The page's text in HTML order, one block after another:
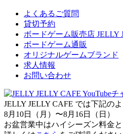
よくあるご質問
貸切予約
ボードゲーム販売店 JELLY
ボードゲーム通販
オリジナルゲームブランド
求人情報
お問い合わせ
JELLY JELLY CAFE では下記の
8月10日（月）〜8月16日（日）
お盆営業中はハイシーズン料金